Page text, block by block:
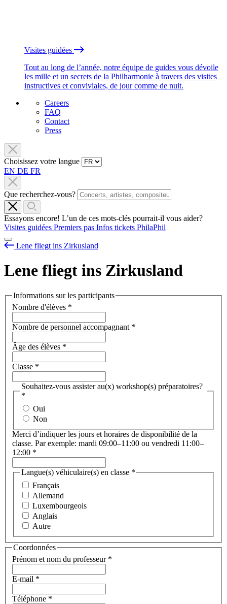
Visites guidées
Tout au long de l’année, notre équipe de guides vous dévoile
les mille et un secrets de la Philharmonie à travers des visites
instructives et conviviales, de jour comme de nuit.
Careers
FAQ
Contact
Press
Choisissez votre langue
EN DE FR
Que recherchez-vous?
Essayons encore! L’un de ces mots-clés pourrait-il vous aider?
Visites guidées Premiers pas Infos tickets PhilaPhil
Lene fliegt ins Zirkusland
Lene fliegt ins Zirkusland
Informations sur les participants
Nombre d'élèves *
Nombre de personnel accompagnant *
Âge des élèves *
Classe *
Souhaitez-vous assister au(x) workshop(s) préparatoires?
*
Oui
Non
Merci d’indiquer les jours et horaires de disponibilité de la
classe. Par exemple: mardi 09:00–11:00 ou vendredi 11:00–
12:00 *
Langue(s) véhiculaire(s) en classe *
Français
Allemand
Luxembourgeois
Anglais
Autre
Coordonnées
Prénom et nom du professeur *
E-mail *
Téléphone *